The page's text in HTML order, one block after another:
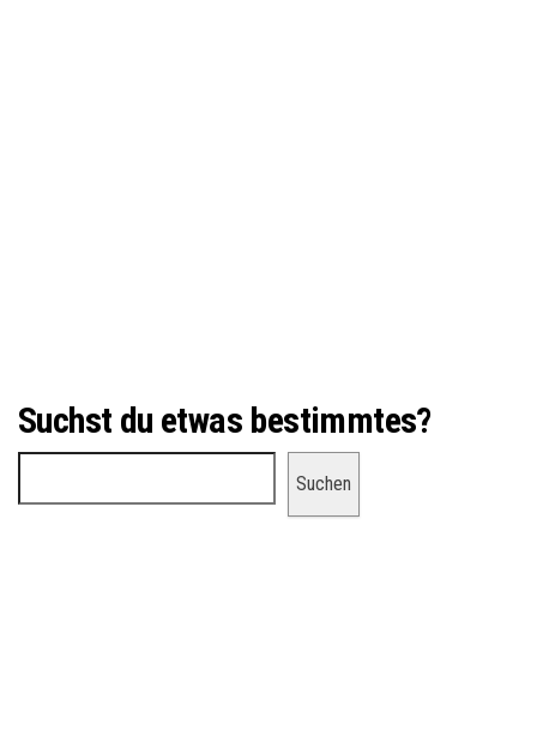
Suchst du etwas bestimmtes?
Suchen